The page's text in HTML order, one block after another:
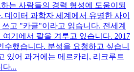
는 사람들의 경력 형성에 도움이되
데이터 과학자 세계에서 유명한 사이
고 "카글"이라고 읽습니다. 전세계
기에서 팔을 겨루고 있습니다. 2017
수했습니다. 분석을 요청하고 싶습니
있어 과거에는 메르카리, 리크루트
다...